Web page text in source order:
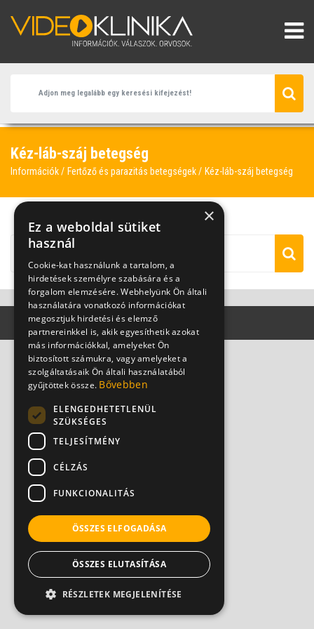
Kéz-láb-száj betegség
Információk Fertőző és parazitás betegségek Kéz-láb-száj betegség
×
Ez a weboldal sütiket
használ
Cookie-kat használunk a tartalom, a
hirdetések személyre szabására és a
forgalom elemzésére. Webhelyünk Ön általi
használatára vonatkozó információkat
megosztjuk hirdetési és elemző
partnereinkkel is, akik egyesíthetik azokat
más információkkal, amelyeket Ön
biztosított számukra, vagy amelyeket a
szolgáltatásaik Ön általi használatából
gyűjtöttek össze. Bővebben
ELENGEDHETETLENÜL
SZÜKSÉGES
TELJESÍTMÉNY
CÉLZÁS
FUNKCIONALITÁS
ÖSSZES ELFOGADÁSA
ÖSSZES ELUTASÍTÁSA
RÉSZLETEK MEGJELENÍTÉSE